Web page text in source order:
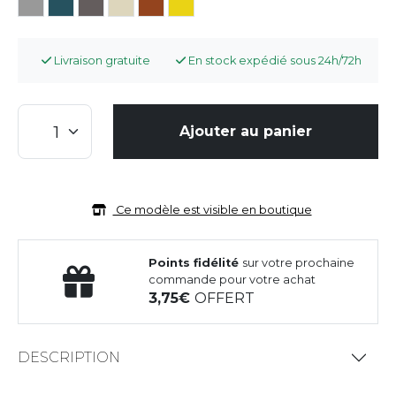
Livraison gratuite En stock expédié sous 24h/72h
Ajouter au panier
Ce modèle est visible en boutique
Points fidélité sur votre prochaine
commande pour votre achat
3,75OFFERT
DESCRIPTION